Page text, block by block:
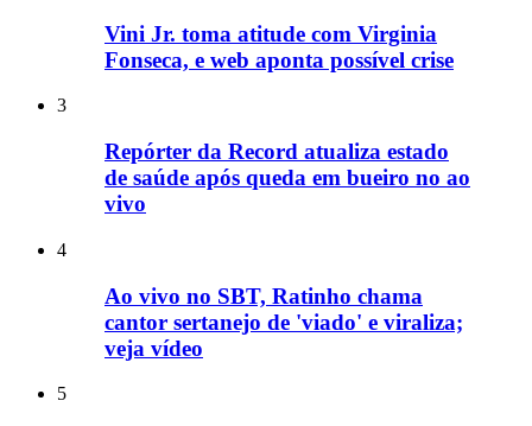
Vini Jr. toma atitude com Virginia
Fonseca, e web aponta possível crise
3
Repórter da Record atualiza estado
de saúde após queda em bueiro no ao
vivo
4
Ao vivo no SBT, Ratinho chama
cantor sertanejo de 'viado' e viraliza;
veja vídeo
5